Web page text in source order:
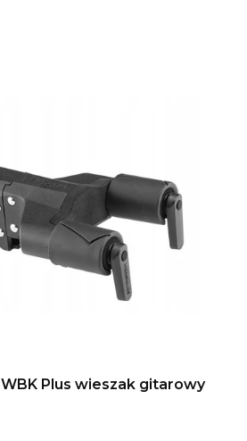
WBK Plus wieszak gitarowy